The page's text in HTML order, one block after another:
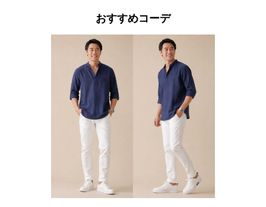
おすすめコーデ